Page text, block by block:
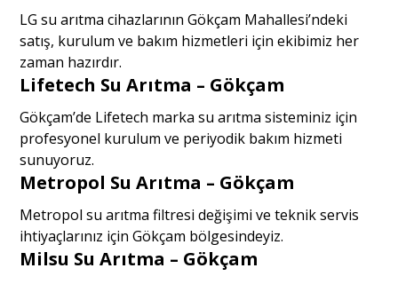
LG su arıtma cihazlarının Gökçam Mahallesi’ndeki
satış, kurulum ve bakım hizmetleri için ekibimiz her
zaman hazırdır.
Lifetech Su Arıtma – Gökçam
Gökçam’de Lifetech marka su arıtma sisteminiz için
profesyonel kurulum ve periyodik bakım hizmeti
sunuyoruz.
Metropol Su Arıtma – Gökçam
Metropol su arıtma filtresi değişimi ve teknik servis
ihtiyaçlarınız için Gökçam bölgesindeyiz.
Milsu Su Arıtma – Gökçam